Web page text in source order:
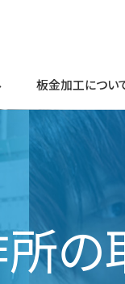
板金加工につい
の